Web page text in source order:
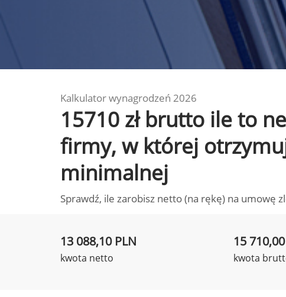
Kalkulator wynagrodzeń 2026
15710 zł brutto ile to
firmy, w której
minimalnej
Sprawdź, ile zarobisz netto (na rękę) na umowę
13 088,10 PLN
kwota netto
15
kwota